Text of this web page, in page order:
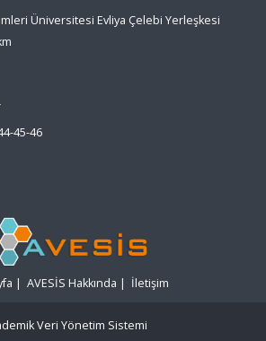
Üniversitesi Evliya Çelebi Yerleşkesi
45-46
| AVESİS Hakkında | İletişim
Veri Yönetim Sistemi